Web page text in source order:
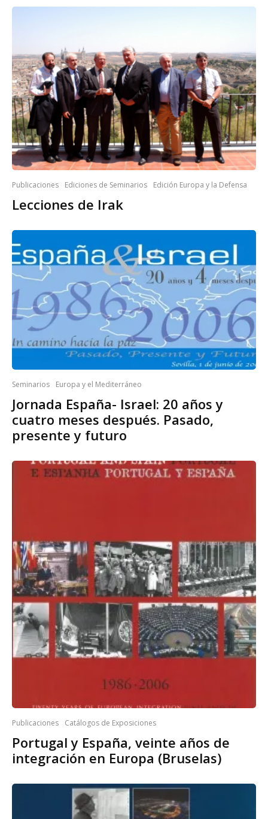
Publicaciones Ediciones de Seminarios Edición Europa y la Defensa
Lecciones de Irak
Seminarios Europa y el Mediterráneo
Jornada España- Israel: 20 años y
cuatro meses después. Pasado,
presente y futuro
Publicaciones Catálogos de Exposiciones
Portugal y España, veinte años de
integración en Europa (Bruselas)